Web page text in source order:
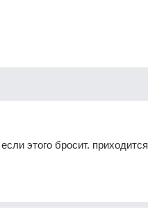
этого бросит. приходится